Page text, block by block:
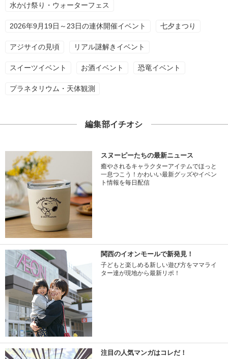
水かけ祭り・ウォーターフェス
2026年9月19日～23日の連休開催イベント 七夕まつり
アジサイの見頃 リアル謎解きイベント
スイーツイベント お酒イベント 恐竜イベント
プラネタリウム・天体観測
編集部イチオシ
スヌーピーたちの最新ニュース
癒やされるキャラクターアイテムでほっと
一息つこう！かわいい最新グッズやイベン
ト情報を毎日配信
関西のイオンモールで新発見！
子どもと楽しめる新しい遊び方をママライ
ター達が現地から最新リポ！
注目の人気マンガはコレだ！